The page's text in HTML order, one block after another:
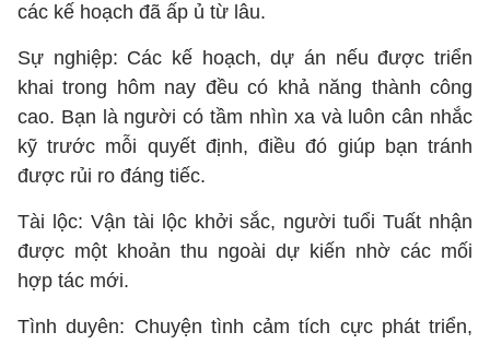
các kế hoạch đã ấp ủ từ lâu.
Sự nghiệp: Các kế hoạch, dự án nếu được triển
khai trong hôm nay đều có khả năng thành công
cao. Bạn là người có tầm nhìn xa và luôn cân nhắc
kỹ trước mỗi quyết định, điều đó giúp bạn tránh
được rủi ro đáng tiếc.
Tài lộc: Vận tài lộc khởi sắc, người tuổi Tuất nhận
được một khoản thu ngoài dự kiến nhờ các mối
hợp tác mới.
Tình duyên: Chuyện tình cảm tích cực phát triển,